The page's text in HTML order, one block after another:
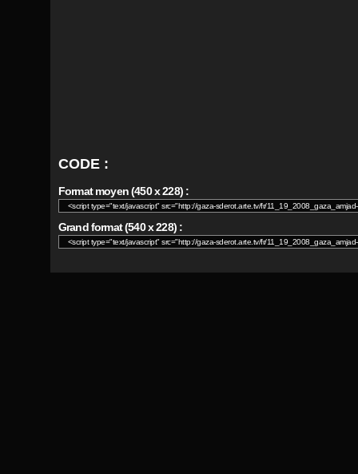
CODE :
Format moyen (450 x 228) :
Grand format (540 x 228) :